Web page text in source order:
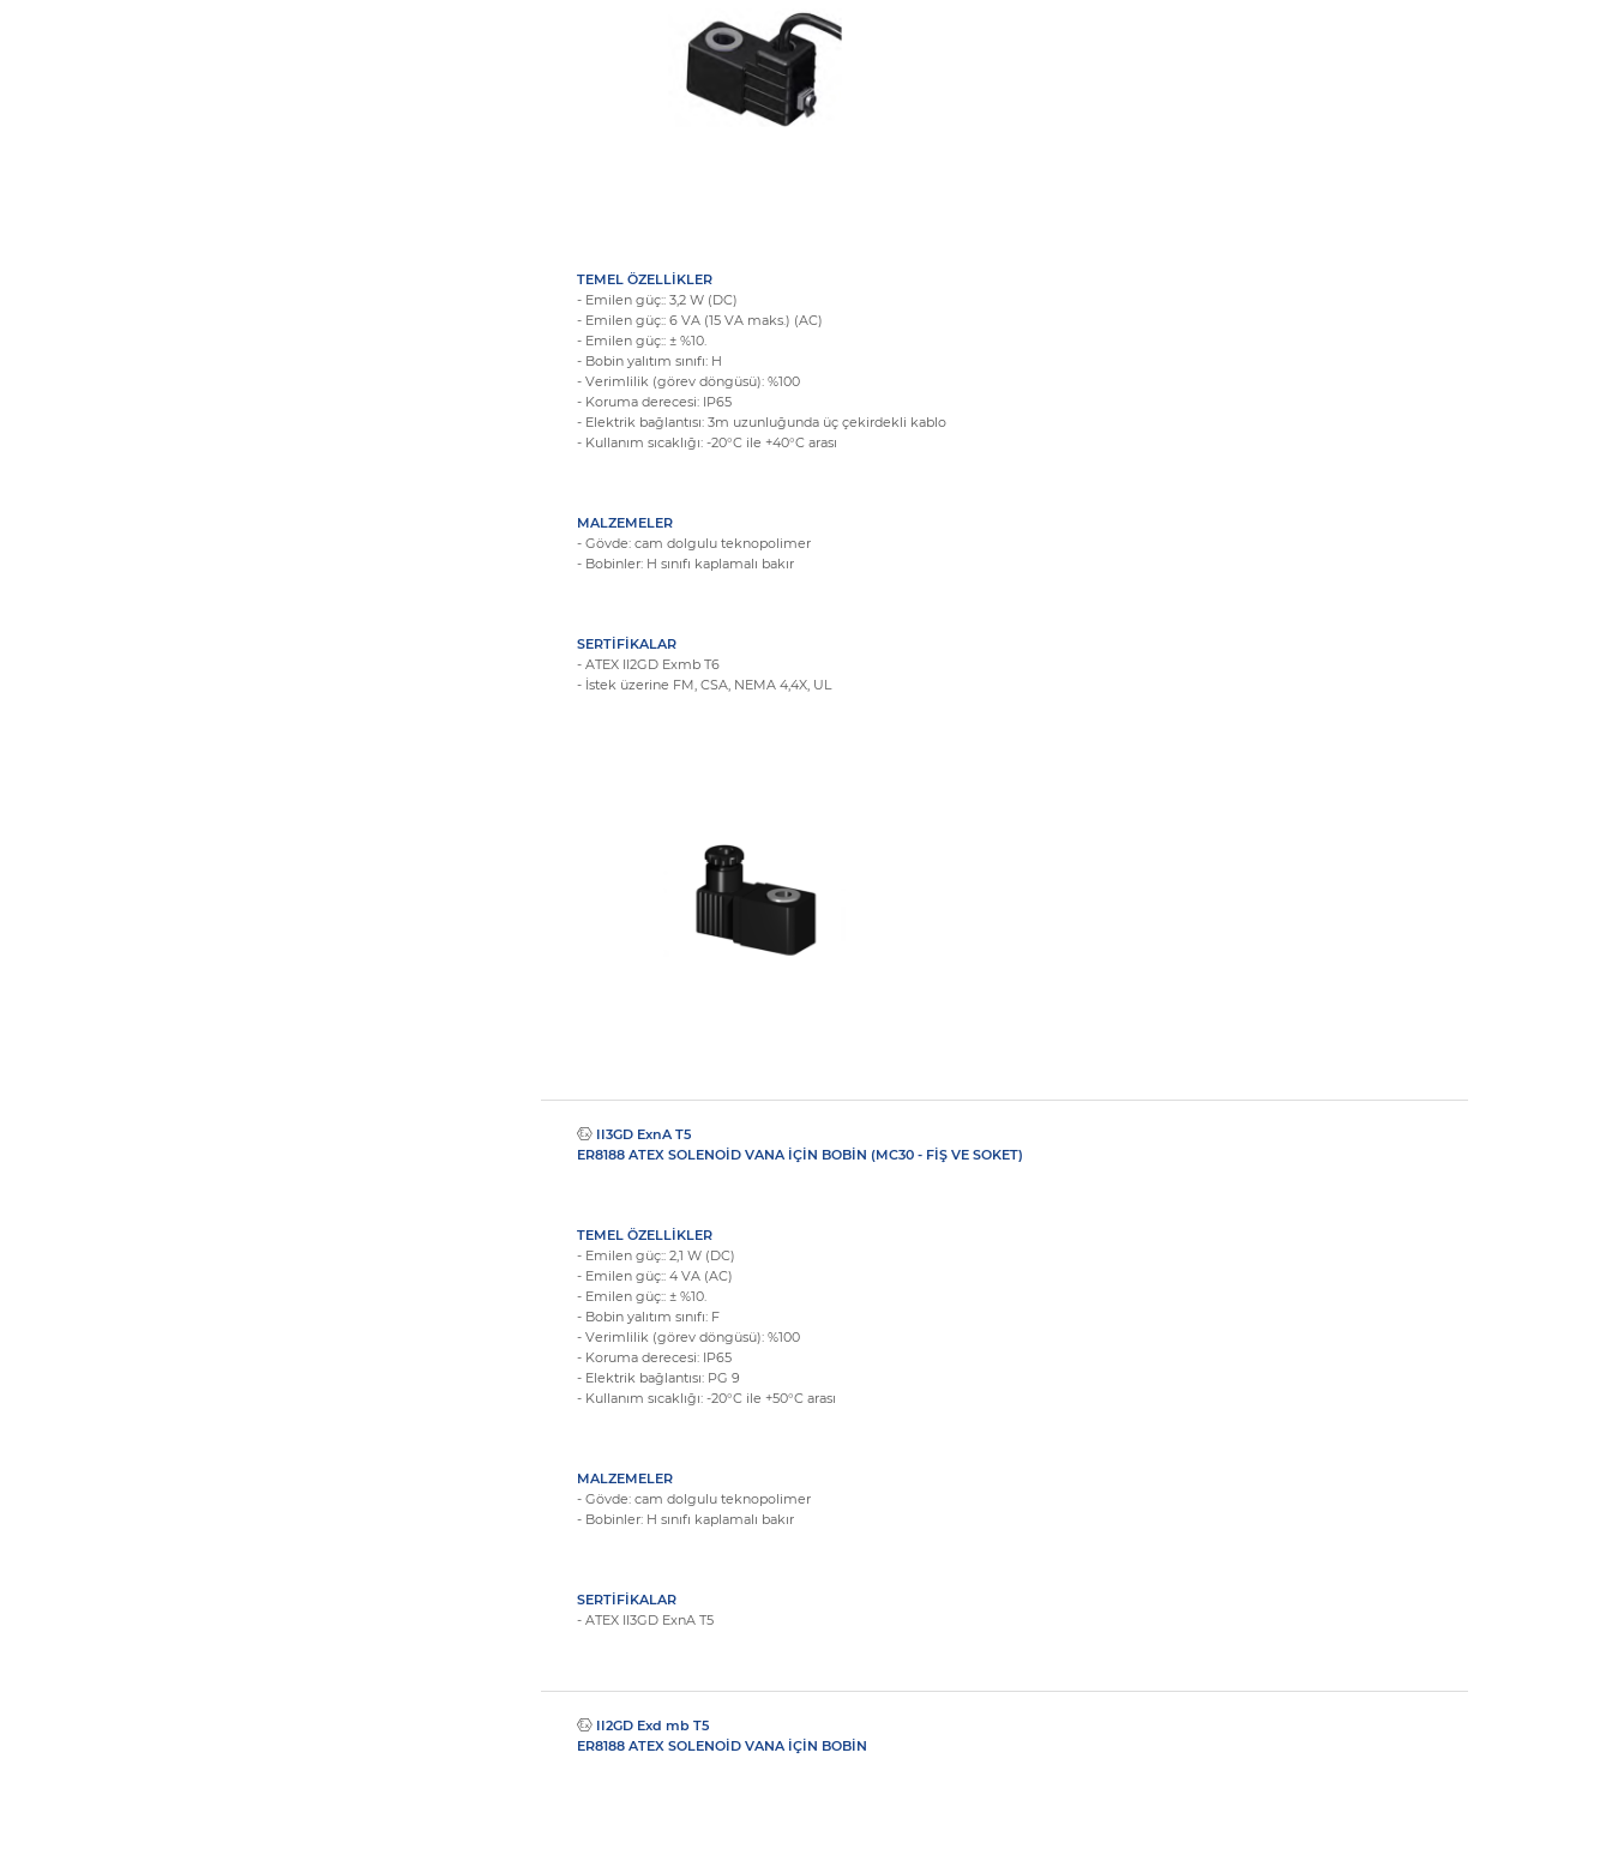
TEMEL ÖZELLİKLER
- Emilen güç:: 3,2 W (DC)
- Emilen güç:: 6 VA (15 VA maks.) (AC)
- Emilen güç:: ± %10.
- Bobin yalıtım sınıfı: H
- Verimlilik (görev döngüsü): %100
- Koruma derecesi: IP65
- Elektrik bağlantısı: 3m uzunluğunda üç çekirdekli kablo
- Kullanım sıcaklığı: -20°C ile +40°C arası
MALZEMELER
- Gövde: cam dolgulu teknopolimer
- Bobinler: H sınıfı kaplamalı bakır
SERTİFİKALAR
- ATEX II2GD Exmb T6
- İstek üzerine FM, CSA, NEMA 4,4X, UL
II3GD ExnA T5
ER8188 ATEX SOLENOİD VANA İÇİN BOBİN (MC30 - FİŞ VE SOKET)
TEMEL ÖZELLİKLER
- Emilen güç:: 2,1 W (DC)
- Emilen güç:: 4 VA (AC)
- Emilen güç:: ± %10.
- Bobin yalıtım sınıfı: F
- Verimlilik (görev döngüsü): %100
- Koruma derecesi: IP65
- Elektrik bağlantısı: PG 9
- Kullanım sıcaklığı: -20°C ile +50°C arası
MALZEMELER
- Gövde: cam dolgulu teknopolimer
- Bobinler: H sınıfı kaplamalı bakır
SERTİFİKALAR
- ATEX II3GD ExnA T5
II2GD Exd mb T5
ER8188 ATEX SOLENOİD VANA İÇİN BOBİN